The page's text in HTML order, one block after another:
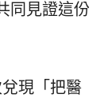
同見證這份
現「把醫